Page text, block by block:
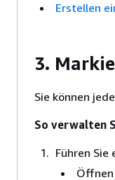
Erstellen
3.
Sie können
So verwalten
Führen
Öffnen